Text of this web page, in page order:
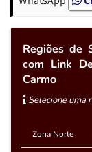
Regiões de
com Link
Carmo
Selecione uma
Zona Norte